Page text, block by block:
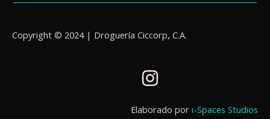
Copyright © 2024 | Droguería Ciccorp, C.A.
I
s
Elaborado por i-Spaces Studios